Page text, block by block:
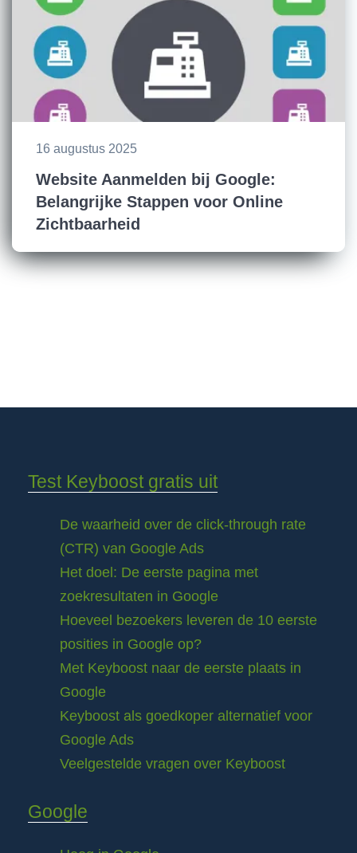
16 augustus 2025
Website Aanmelden bij Google:
Belangrijke Stappen voor Online
Zichtbaarheid
Test Keyboost gratis uit
De waarheid over de click-through rate
(CTR) van Google Ads
Het doel: De eerste pagina met
zoekresultaten in Google
Hoeveel bezoekers leveren de 10 eerste
posities in Google op?
Met Keyboost naar de eerste plaats in
Google
Keyboost als goedkoper alternatief voor
Google Ads
Veelgestelde vragen over Keyboost
Google